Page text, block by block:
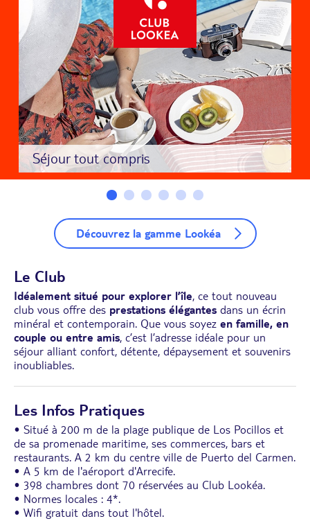
Séjour tout compris
Découvrez la gamme Lookéa
Le Club
Idéalement situé pour explorer l’île, ce tout nouveau
club vous offre des prestations élégantes dans un écrin
minéral et contemporain. Que vous soyez en famille, en
couple ou entre amis, c’est l’adresse idéale pour un
séjour alliant confort, détente, dépaysement et souvenirs
inoubliables.
Les Infos Pratiques
• Situé à 200 m de la plage publique de Los Pocillos et
de sa promenade maritime, ses commerces, bars et
restaurants. A 2 km du centre ville de Puerto del Carmen.
• A 5 km de l'aéroport d'Arrecife.
• 398 chambres dont 70 réservées au Club Lookéa.
• Normes locales : 4*.
• Wifi gratuit dans tout l'hôtel.